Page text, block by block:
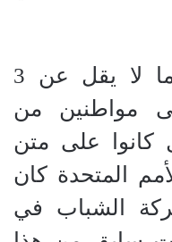
وأوضح المصدران أن ما لا يقل عن 3
إلى مواطنين من
كانوا على متن
المتحدة كان
الشباب في